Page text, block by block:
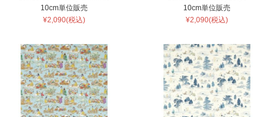
10cm単位販売
¥2,090(税込)
10cm単位販売
¥2,090(税込)